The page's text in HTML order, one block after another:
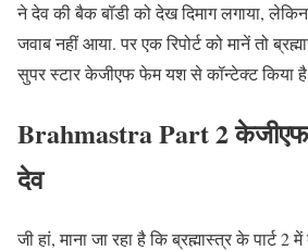
ने देव की बैक बॉडी को देख दिमाग लगाया,
जवाब नहीं आया. पर एक रिपोर्ट को मानें तो
सुपर स्टार केजीएफ फेम यश से कॉन्टेक्ट किया
Brahmastra Part 2
देव
जी हां, माना जा रहा है कि ब्रह्मास्त्र के पार्ट